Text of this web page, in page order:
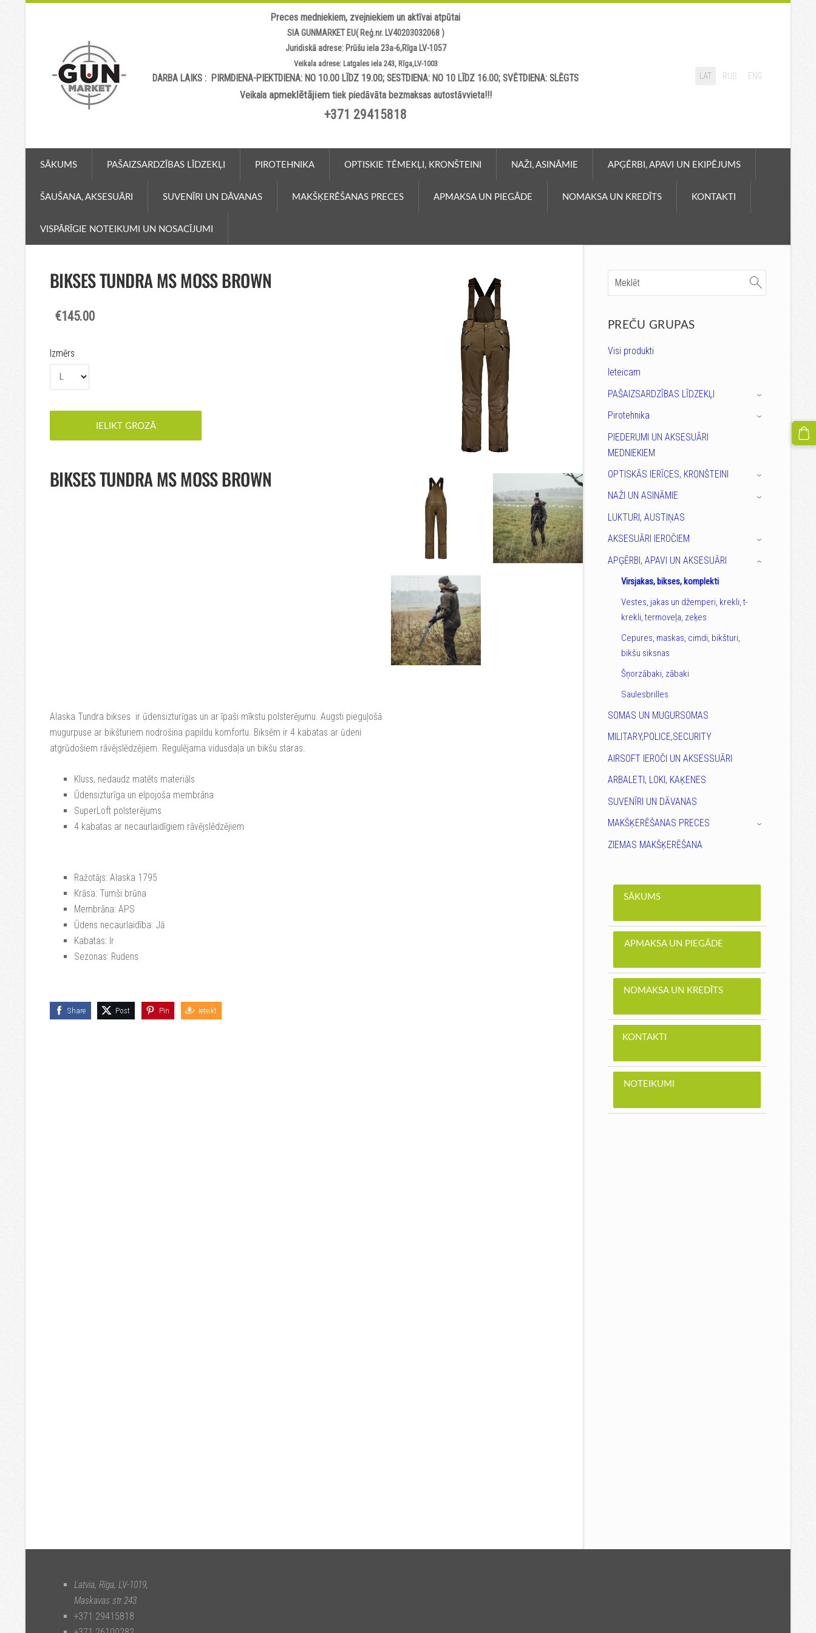
Preces medniekiem, zvejniekiem un aktīvai atpūtai
SIA GUNMARKET EU( Reģ.nr. LV40203032068 )
Juridiskā adrese: Prūšu iela 23a-6,Rīga LV-1057
Veikala adrese: Latgales iela 243, Rīga,LV-1003
DARBA LAIKS : PIRMDIENA-PIEKTDIENA: NO 10.00 LĪDZ 19.00; SESTDIENA: NO 10 LĪDZ 16.00; SVĒTDIENA: SLĒGTS
Veikala apmeklētājiemtiek piedāvāta bezmaksas autostāvvieta!!!
+371 29415818
LAT RUS ENG
SĀKUMS PAŠAIZSARDZĪBAS LĪDZEKĻI PIROTEHNIKA OPTISKIE TĒMEKĻI, KRONŠTEINI NAŽI, ASINĀMIE APĢĒRBI, APAVI UN EKIPĒJUMS
ŠAUŠANA, AKSESUĀRI SUVENĪRI UN DĀVANAS MAKŠĶERĒŠANAS PRECES APMAKSA UN PIEGĀDE NOMAKSA UN KREDĪTS KONTAKTI
VISPĀRĪGIE NOTEIKUMI UN NOSACĪJUMI
PREČU GRUPAS
Visi produkti
Ieteicam
PAŠAIZSARDZĪBAS LĪDZEKĻI
›
Pirotehnika ›
PIEDERUMI UN AKSESUĀRI
MEDNIEKIEM
OPTISKĀS IERĪCES, KRONŠTEINI
›
NAŽI UN ASINĀMIE ›
LUKTURI, AUSTIŅAS
AKSESUĀRI IEROČIEM
›
APĢĒRBI, APAVI UN AKSESUĀRI
Virsjakas, bikses, komplekti
Vestes, jakas un džemperi, krekli, t-
krekli, termoveļa, zeķes
Cepures, maskas, cimdi, bikšturi,
bikšu siksnas
Šņorzābaki, zābaki
Saulesbrilles
›
SOMAS UN MUGURSOMAS
MILITARY,POLICE,SECURITY
AIRSOFT IEROČI UN AKSESSUĀRI
ARBALETI, LOKI, KAĶENES
SUVENĪRI UN DĀVANAS
MAKŠĶERĒŠANAS PRECES
›
ZIEMAS MAKŠĶERĒŠANA
SĀKUMS
APMAKSA UN PIEGĀDE
NOMAKSA UN KREDĪTS
KONTAKTI
NOTEIKUMI
BIKSES TUNDRA MS MOSS BROWN
€145.00
Izmērs
IELIKT GROZĀ
BIKSES TUNDRA MS MOSS BROWN
Alaska Tundra bikses ir ūdensizturīgas un ar īpaši mīkstu polsterējumu. Augsti pieguļošā
mugurpuse ar bikšturiem nodrošina papildu komfortu. Biksēm ir 4 kabatas ar ūdeni
atgrūdošiem rāvējslēdzējiem. Regulējama vidusdaļa un bikšu staras.
Kluss, nedaudz matēts materiāls
Ūdensizturīga un elpojoša membrāna
SuperLoft polsterējums
4 kabatas ar necaurlaidīgiem rāvējslēdzējiem
Ražotājs: Alaska 1795
Krāsa: Tumši brūna
Membrāna: APS
Ūdens necaurlaidība: Jā
Kabatas: Ir
Sezonas: Rudens
Share Post Pin Ieteikt
Latvia, Rīga, LV-1019,
Maskavas str.243
+371 29415818